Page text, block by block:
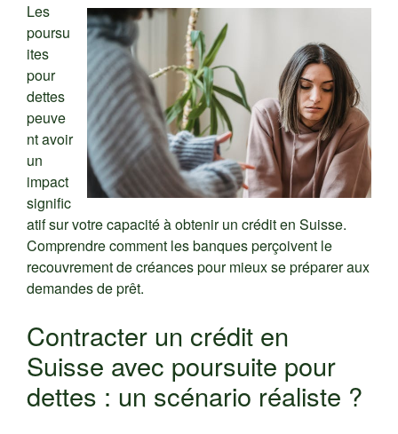
Les
poursu
ites
pour
dettes
peuve
nt avoir
un
impact
signific
atif sur votre capacité à obtenir un crédit en Suisse.
Comprendre comment les banques perçoivent le
recouvrement de créances pour mieux se préparer aux
demandes de prêt.
Contracter un crédit en
Suisse avec poursuite pour
dettes : un scénario réaliste ?